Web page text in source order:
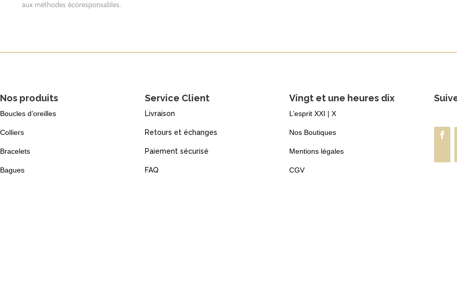
aux méthodes écoresponsables.
Nos produits
Boucles d’oreilles
Colliers
Bracelets
Bagues
Service Client
Livraison
Retours et échanges
Paiement sécurisé
FAQ
Vingt et une heures dix
L’esprit XXI | X
Nos Boutiques
Mentions légales
CGV